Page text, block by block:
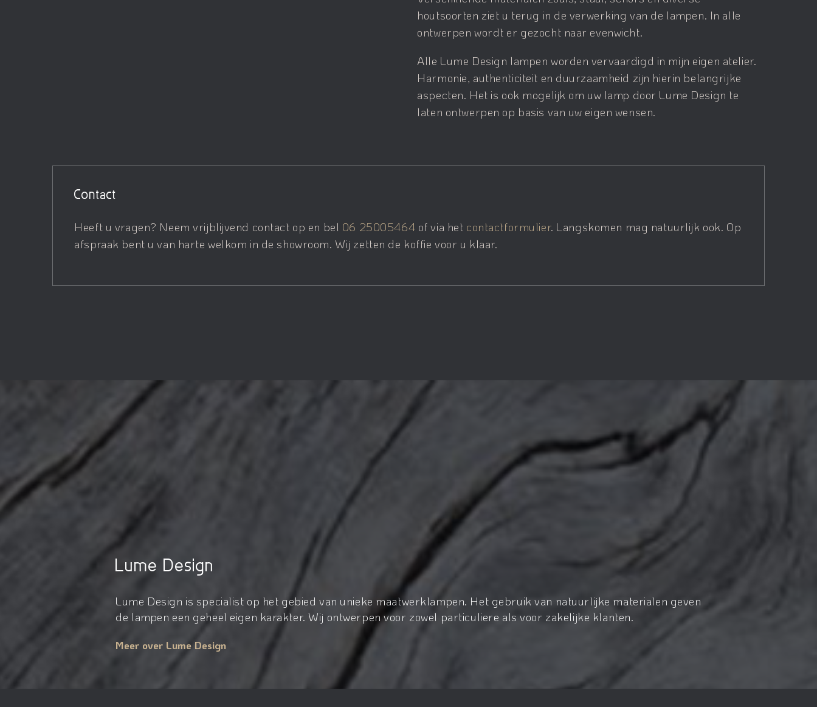
houtsoorten ziet u terug in de verwerking van de lampen. In alle
ontwerpen wordt er gezocht naar evenwicht.
Alle Lume Design lampen worden vervaardigd in mijn eigen atelier.
Harmonie, authenticiteit en duurzaamheid zijn hierin belangrijke
aspecten. Het is ook mogelijk om uw lamp door Lume Design te
laten ontwerpen op basis van uw eigen wensen.
Contact
Heeft u vragen? Neem vrijblijvend contact op en bel 06 25005464 of via het contactformulier. Langskomen mag natuurlijk ook. Op
afspraak bent u van harte welkom in de showroom. Wij zetten de koffie voor u klaar.
Lume Design
Lume Design is specialist op het gebied van unieke maatwerklampen. Het gebruik van natuurlijke materialen geven
de lampen een geheel eigen karakter. Wij ontwerpen voor zowel particuliere als voor zakelijke klanten.
Meer over Lume Design